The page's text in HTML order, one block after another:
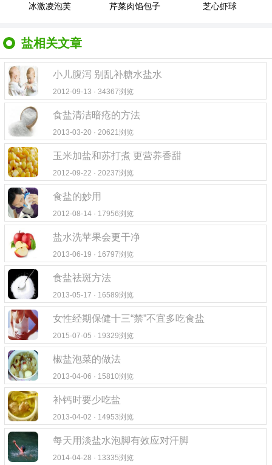
冰激凌泡芙 芹菜肉馅包子 芝心虾球
盐相关文章
小儿腹泻 别乱补糖水盐水
2012-09-13 · 34367浏览
食盐清洁暗疮的方法
2013-03-20 · 20621浏览
玉米加盐和苏打煮 更营养香甜
2012-09-22 · 20237浏览
食盐的妙用
2012-08-14 · 17956浏览
盐水洗苹果会更干净
2013-06-19 · 16797浏览
食盐祛斑方法
2013-05-17 · 16589浏览
女性经期保健十三“禁”不宜多吃食盐
2015-07-05 · 19329浏览
椒盐泡菜的做法
2013-04-06 · 15810浏览
补钙时要少吃盐
2013-04-02 · 14953浏览
每天用淡盐水泡脚有效应对汗脚
2014-04-28 · 13335浏览